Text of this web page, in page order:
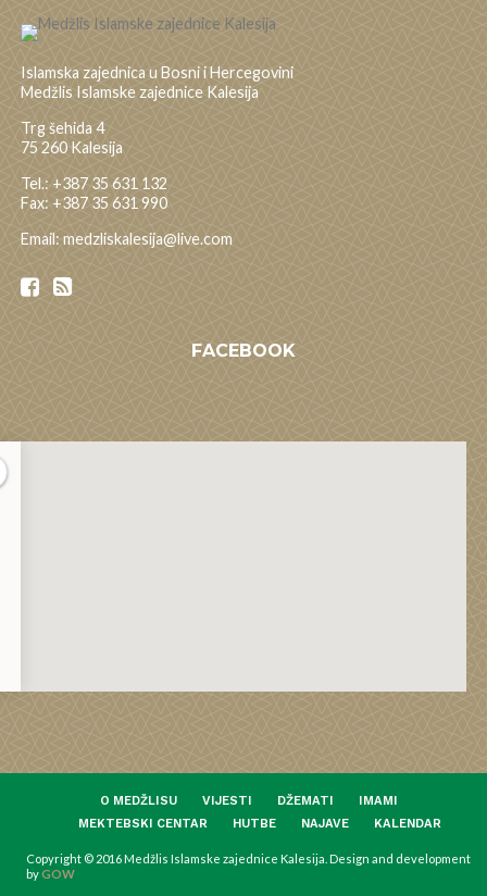
Islamska zajednica u Bosni i Hercegovini
Medžlis Islamske zajednice Kalesija
Trg šehida 4
75 260 Kalesija
Tel.: +387 35 631 132
Fax: +387 35 631 990
Email: medzliskalesija@live.com
FACEBOOK
O MEDŽLISU VIJESTI DŽEMATI
IMAMI
MEKTEBSKI CENTAR
HUTBE NAJAVE KALENDAR
Copyright © 2016 Medžlis Islamske zajednice Kalesija. Design and development
byGOW